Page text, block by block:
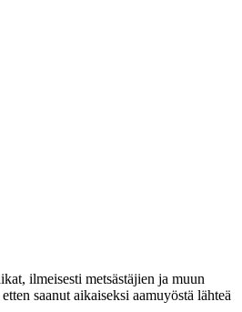
ilmeisesti metsästäjien ja muun
saanut aikaiseksi aamuyöstä lähteä